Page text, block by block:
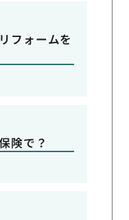
フォームを
険で？